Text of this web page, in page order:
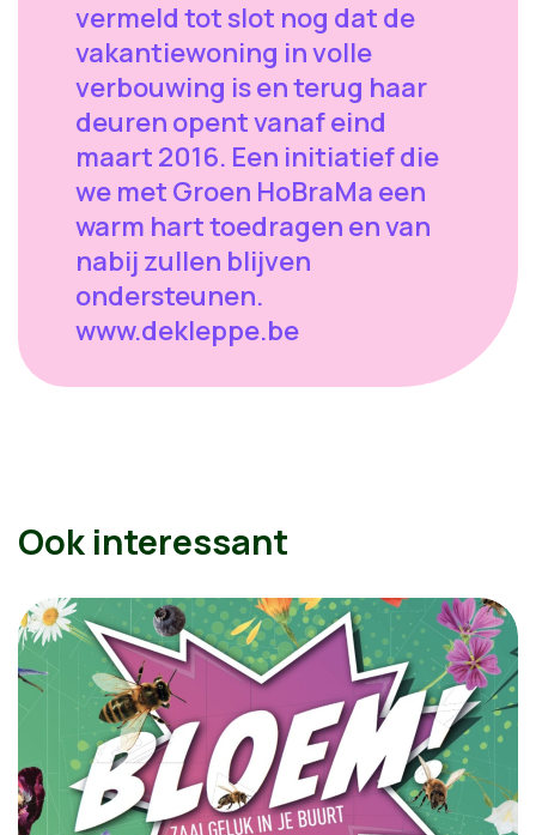
vermeld tot slot nog dat de
vakantiewoning in volle
verbouwing is en terug haar
deuren opent vanaf eind
maart 2016. Een initiatief die
we met Groen HoBraMa een
warm hart toedragen en van
nabij zullen blijven
ondersteunen.
www.dekleppe.be
Ook interessant